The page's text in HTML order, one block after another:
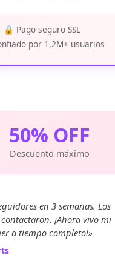
🔒 Pago seguro SSL
por 1,2M+ usuarios
50% OFF
Descuento máximo
en 3 semanas. Los
¡Ahora vivo mi
a tiempo completo!»